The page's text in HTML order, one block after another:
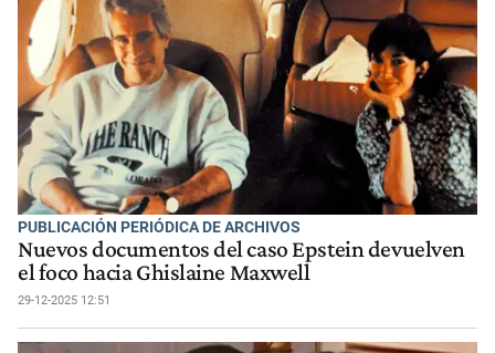
PUBLICACIÓN PERIÓDICA DE ARCHIVOS
Nuevos documentos del caso Epstein devuelven
el foco hacia Ghislaine Maxwell
29-12-2025 12:51